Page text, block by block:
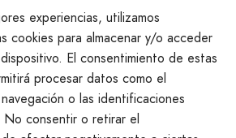
experiencias, utilizamos
cookies para almacenar y/o acceder
El consentimiento de estas
procesar datos como el
o las identificaciones
consentir o retirar el
a tu disposición
645 968 551
· Cuenca